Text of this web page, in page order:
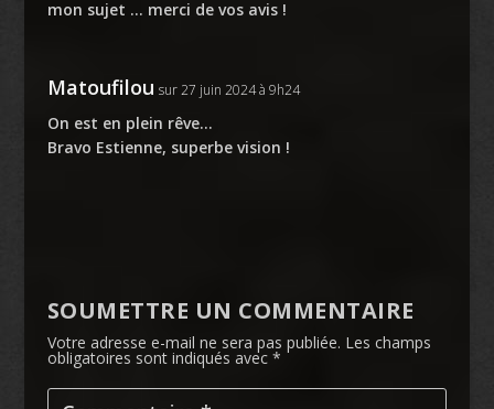
mon sujet … merci de vos avis !
Matoufilou sur 27 juin 2024 à 9h24
On est en plein rêve…
Bravo Estienne, superbe vision !
SOUMETTRE UN COMMENTAIRE
Votre adresse e-mail ne sera pas publiée. Les champs
obligatoires sont indiqués avec *